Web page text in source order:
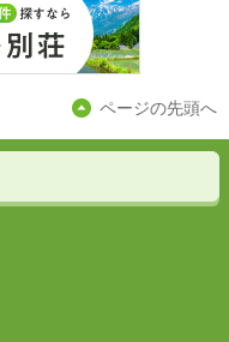
ページの先頭へ